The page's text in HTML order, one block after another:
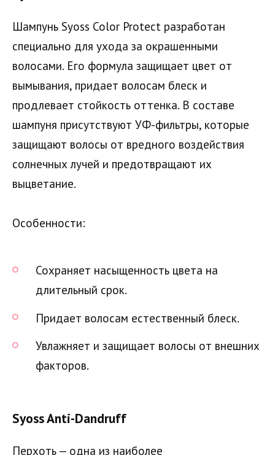
Шампунь Syoss Color Protect разработан
специально для ухода за окрашенными
волосами. Его формула защищает цвет от
вымывания, придает волосам блеск и
продлевает стойкость оттенка. В составе
шампуня присутствуют УФ-фильтры, которые
защищают волосы от вредного воздействия
солнечных лучей и предотвращают их
выцветание.
Особенности:
Сохраняет насыщенность цвета на
длительный срок.
Придает волосам естественный блеск.
Увлажняет и защищает волосы от внешних
факторов.
Syoss Anti-Dandruff
Перхоть — одна из наиболее